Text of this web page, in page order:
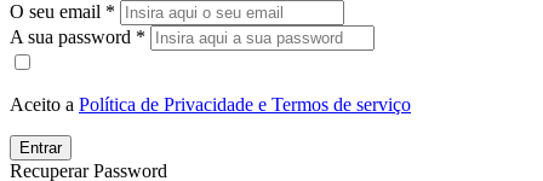
O seu email *
A sua password *
Aceito a Política de Privacidade e Termos de serviço
Entrar
Recuperar Password